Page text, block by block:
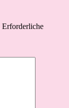
Erforderliche